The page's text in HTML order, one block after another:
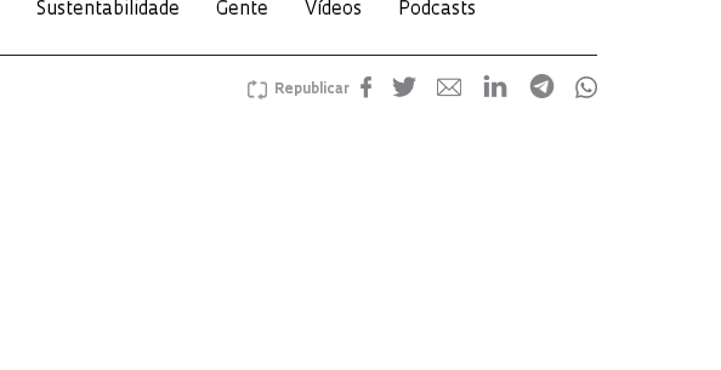
Sustentabilidade Gente Vídeos Podcasts
Republicar